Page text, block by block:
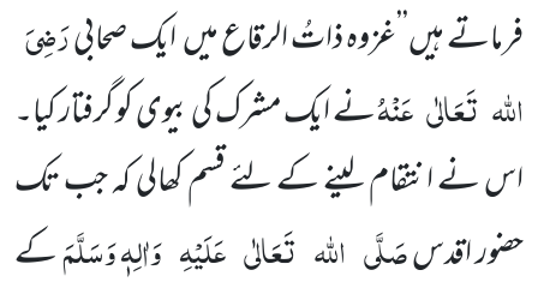
فرماتے ہیں’’غزوہ ذاتُ الرقاع میں ایک صحابیرَضِیَ
اللہ تَعَالٰی عَنْہُنے ایک مشرک کی بیوی کو گرفتار کیا۔
اس نے انتقام لینے کے لئے قسم کھالی کہ جب تک
حضور اقدسصَلَّی اللہ تَعَالٰی عَلَیْہِ وَاٰلِہٖ وَسَلَّمَکے